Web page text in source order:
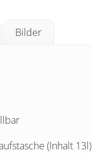
Bilder
(Inhalt 13l)